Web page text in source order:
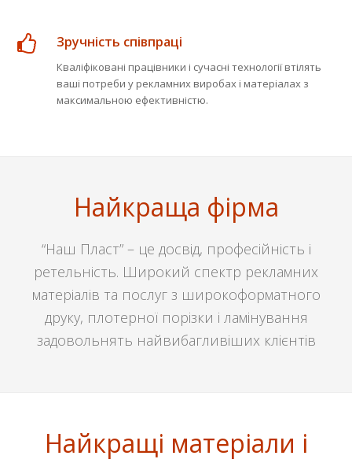
Зручність співпраці
Кваліфіковані працівники і сучасні технології втілять
ваші потреби у рекламних виробах і матеріалах з
максимальною ефективністю.
Найкраща фірма
“Наш Пласт” – це досвід, професійність і
ретельність. Широкий спектр рекламних
матеріалів та послуг з широкоформатного
друку, плотерної порізки і ламінування
задовольнять найвибагливіших клієнтів
Найкращі матеріали і